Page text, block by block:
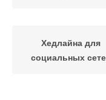
Хедлайна для
социальных